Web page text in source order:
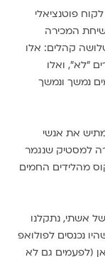
פוטנציאלי
המכירה
קהלים: אלו
"לא", ואלו
נמשך ונמשך
את אנשי
למסטיק שנגמר
מהלידים החמים
אשתי, נתקלנו
נכנסים לפולואפ
(לפעמים גם לא